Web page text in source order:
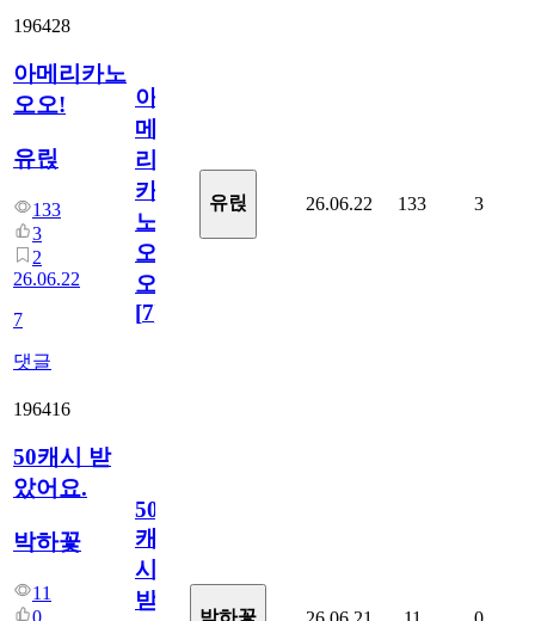
196428
아메리카노
오오!
유릱
133
3
2
26.06.22
7
댓글
아
메
리
카
노
오
오!
[7]
유릱 26.06.22 133 3
196416
50캐시 받
았어요.
박하꽃
11
0
50
캐
시
받